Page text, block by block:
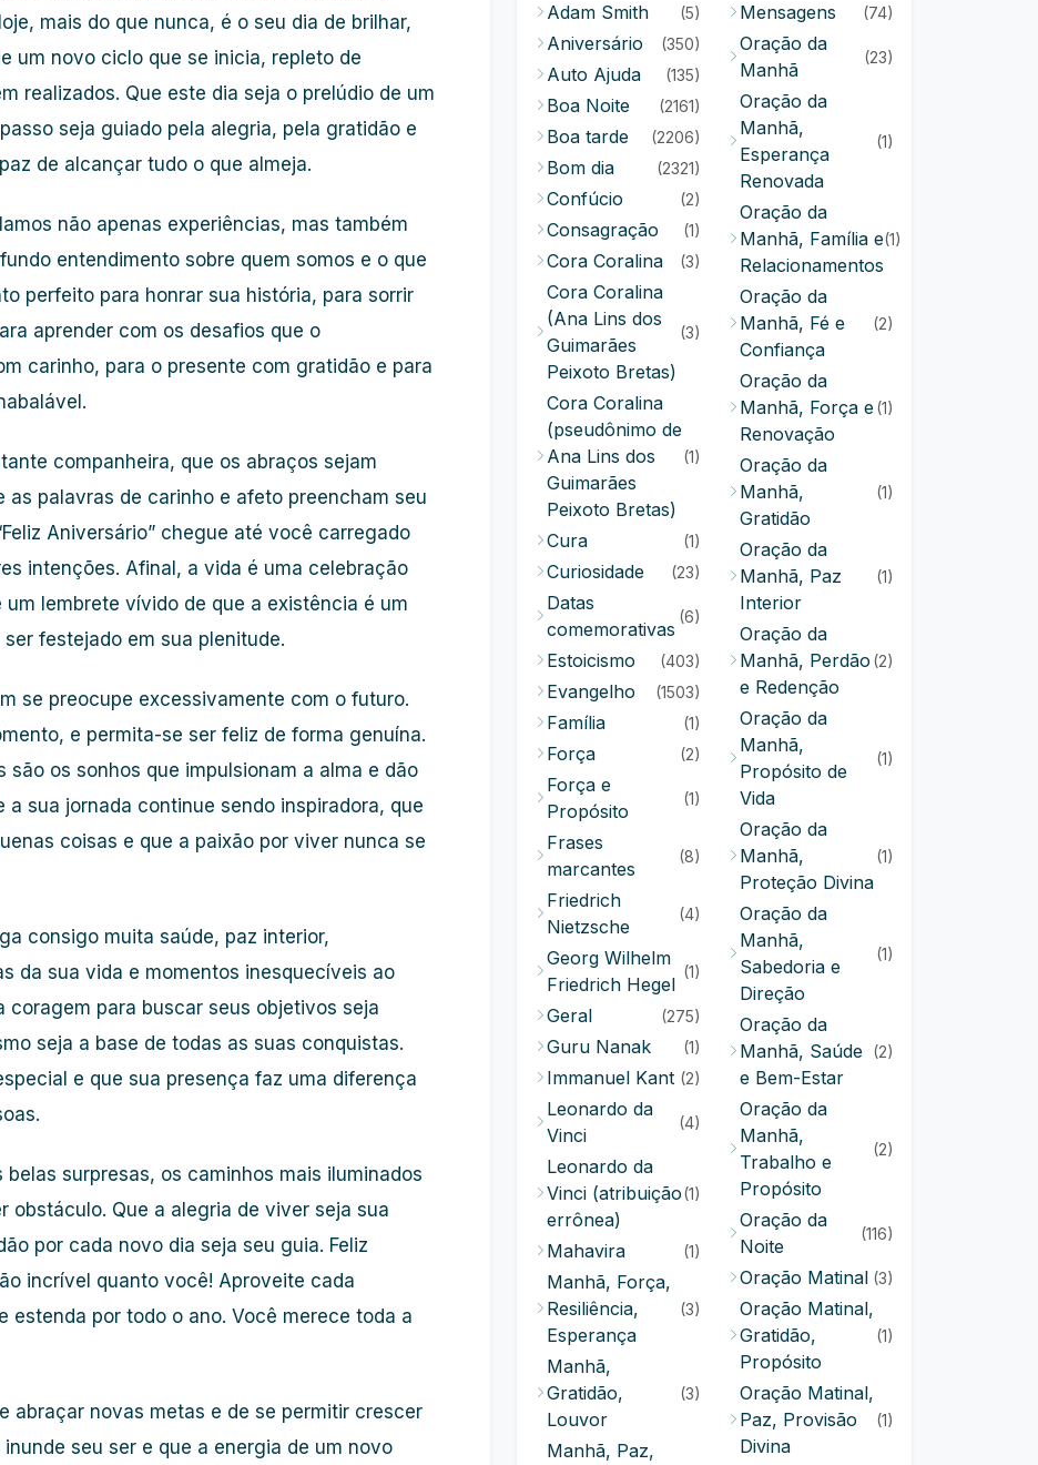
mais do que nunca, é o seu dia de brilhar,
um novo ciclo que se inicia, repleto de
realizados. Que este dia seja o prelúdio de um
seja guiado pela alegria, pela gratidão e
de alcançar tudo o que almeja.
não apenas experiências, mas também
entendimento sobre quem somos e o que
perfeito para honrar sua história, para sorrir
aprender com os desafios que o
carinho, para o presente com gratidão e para
companheira, que os abraços sejam
as palavras de carinho e afeto preencham seu
Aniversário” chegue até você carregado
intenções. Afinal, a vida é uma celebração
lembrete vívido de que a existência é um
festejado em sua plenitude.
se preocupe excessivamente com o futuro.
e permita-se ser feliz de forma genuína.
são os sonhos que impulsionam a alma e dão
a sua jornada continue sendo inspiradora, que
coisas e que a paixão por viver nunca se
consigo muita saúde, paz interior,
da sua vida e momentos inesquecíveis ao
coragem para buscar seus objetivos seja
seja a base de todas as suas conquistas.
e que sua presença faz uma diferença
surpresas, os caminhos mais iluminados
obstáculo. Que a alegria de viver seja sua
por cada novo dia seja seu guia. Feliz
incrível quanto você! Aproveite cada
estenda por todo o ano. Você merece toda a
abraçar novas metas e de se permitir crescer
seu ser e que a energia de um novo
Adam Smith (5)
Aniversário (350)
Auto Ajuda (135)
Boa Noite (2161)
Boa tarde (2206)
Bom dia (2321)
Confúcio (2)
Consagração (1)
Cora Coralina (3)
Cora Coralina
(Ana Lins dos
Guimarães
Peixoto Bretas)
(3)
Cora Coralina
(pseudônimo de
Ana Lins dos
Guimarães
Peixoto Bretas)
(1)
Cura (1)
Curiosidade (23)
Datas
comemorativas
(6)
Estoicismo (403)
Evangelho (1503)
Família (1)
Força (2)
Força e
Propósito
(1)
Frases
marcantes
(8)
Friedrich
Nietzsche
(4)
Georg Wilhelm
Friedrich Hegel
(1)
Geral (275)
Guru Nanak (1)
Immanuel Kant (2)
Leonardo da
Vinci
(4)
Leonardo da
Vinci (atribuição
errônea)
(1)
Mahavira (1)
Manhã, Força,
Resiliência,
Esperança
(3)
Manhã,
Gratidão,
Louvor
(3)
Manhã, Paz,
Mensagens (74)
Oração da
Manhã
(23)
Oração da
Manhã,
Esperança
Renovada
(1)
Oração da
Manhã, Família e
Relacionamentos
(1)
Oração da
Manhã, Fé e
Confiança
(2)
Oração da
Manhã, Força e
Renovação
(1)
Oração da
Manhã,
Gratidão
(1)
Oração da
Manhã, Paz
Interior
(1)
Oração da
Manhã, Perdão
e Redenção
(2)
Oração da
Manhã,
Propósito de
Vida
(1)
Oração da
Manhã,
Proteção Divina
(1)
Oração da
Manhã,
Sabedoria e
Direção
(1)
Oração da
Manhã, Saúde
e Bem-Estar
(2)
Oração da
Manhã,
Trabalho e
Propósito
(2)
Oração da
Noite
(116)
Oração Matinal (3)
Oração Matinal,
Gratidão,
Propósito
(1)
Oração Matinal,
Paz, Provisão
Divina
(1)